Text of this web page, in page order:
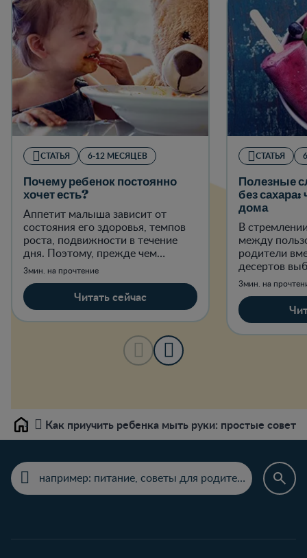
СТАТЬЯ 6-12 МЕСЯЦЕВ
Почему ребенок постоянно
хочет есть?
Аппетит малыша зависит от
состояния его здоровья, темпов
роста, подвижности в течение
дня. Поэтому, прежде чем
паниковать, разберитесь, сколько
на самом деле съедает кроха.
3мин. на прочтение
Читать сейчас
СТАТЬЯ
Полезные
без сахара:
дома
В
между
родители
десертов
вкусности
3мин. на
Home Как приучить ребенка мыть руки: простые